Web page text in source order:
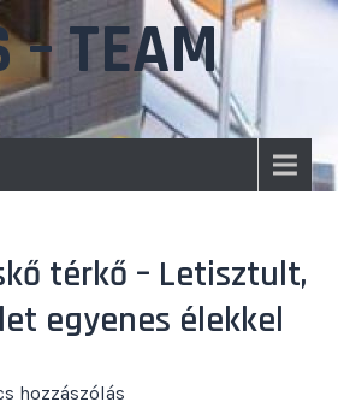
– TEAM
térkő – Letisztult,
egyenes élekkel
hozzászólás